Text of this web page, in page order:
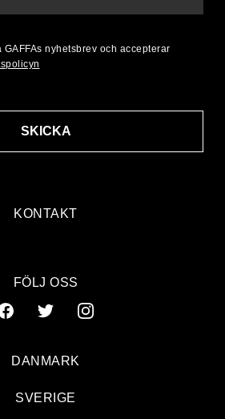
KONTAKT
SKICKA
nyhetsbrev och accepterar
FÖLJ OSS
DANMARK
SVERIGE